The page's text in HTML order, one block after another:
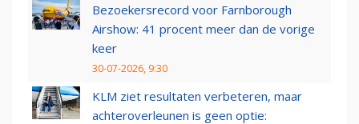
Bezoekersrecord voor Farnborough
Airshow: 41 procent meer dan de vorige
keer
30-07-2026, 9:30
KLM ziet resultaten verbeteren, maar
achteroverleunen is geen optie: